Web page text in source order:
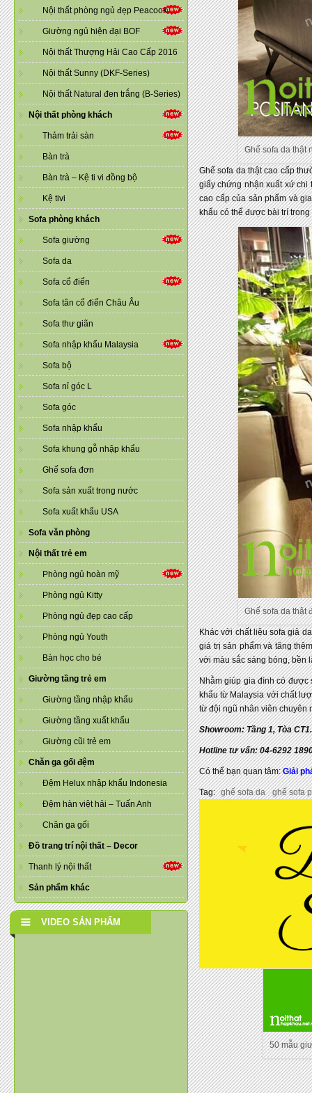
Nội thất phòng ngủ đẹp Peacook
Giường ngủ hiện đại BOF
Nội thất Thượng Hải Cao Cấp 2016
Nội thất Sunny (DKF-Series)
Nội thất Natural đen trắng (B-Series)
Nội thất phòng khách
Thảm trải sàn
Bàn trà
Bàn trà – Kệ ti vi đồng bộ
Kệ tivi
Sofa phòng khách
Sofa giường
Sofa da
Sofa cổ điển
Sofa tân cổ điển Châu Âu
Sofa thư giãn
Sofa nhập khẩu Malaysia
Sofa bộ
Sofa nỉ góc L
Sofa góc
Sofa nhập khẩu
Sofa khung gỗ nhập khẩu
Ghế sofa đơn
Sofa sản xuất trong nước
Sofa xuất khẩu USA
Sofa văn phòng
Nội thất trẻ em
Phòng ngủ hoàn mỹ
Phòng ngủ Kitty
Phòng ngủ đẹp cao cấp
Phòng ngủ Youth
Bàn học cho bé
Giường tầng trẻ em
Giường tầng nhập khẩu
Giường tầng xuất khẩu
Giường cũi trẻ em
Chăn ga gối đệm
Đệm Helux nhập khẩu Indonesia
Đệm hàn việt hải – Tuấn Anh
Chăn ga gối
Đồ trang trí nội thất – Decor
Thanh lý nội thất
Sản phẩm khác
VIDEO SẢN PHẨM
Ghế sofa da thật
Ghế sofa da thật cao cấp
giấy chứng nhận xuất xứ chi
cao cấp của sản phẩm và
khẩu có thể được bài trí
Ghế sofa da thật
Khác với chất liệu sofa giả
giá trị sản phẩm và tăng
với màu sắc sáng bóng, bền
Nhằm giúp gia đình có
khẩu từ Malaysia với chất
từ đội ngũ nhân viên chuyên
Showroom: Tầng 1, Tòa
Hotline tư vấn: 04-6292
Có thể bạn quan tâm: Giải
Tag: ghế sofa da ghế sofa
50 mẫu